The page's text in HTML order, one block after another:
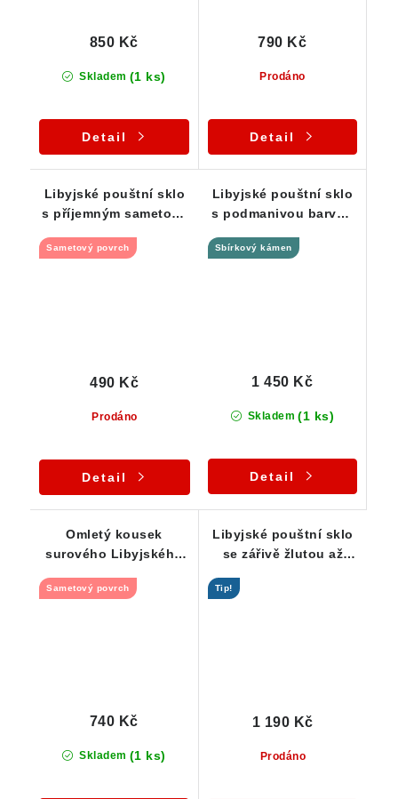
Skladem (1 ks)
850 Kč
Detail
Prodáno
790 Kč
Detail
Libyjské pouštní sklo
s příjemným sametově
2,39 g
Sametový povrch
Prodáno
490 Kč
Detail
Libyjské pouštní sklo
s podmanivou barvou
5,15 g
Sbírkový kámen
Skladem (1 ks)
1 450 Kč
Detail
Omletý kousek
surového Libyjského
Sametový povrch
Skladem (1 ks)
740 Kč
Libyjské pouštní sklo
se zářivě žlutou až
Tip!
Prodáno
1 190 Kč